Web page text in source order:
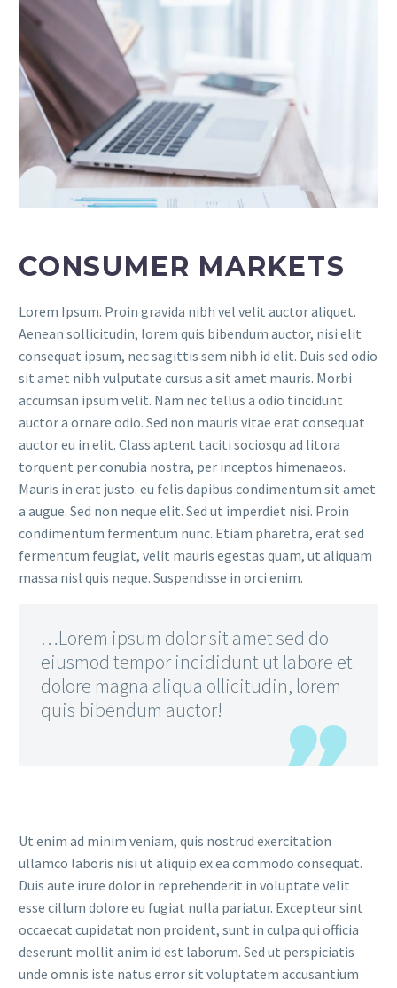
CONSUMER MARKETS
Lorem Ipsum. Proin gravida nibh vel velit auctor aliquet.
Aenean sollicitudin, lorem quis bibendum auctor, nisi elit
consequat ipsum, nec sagittis sem nibh id elit. Duis sed odio
sit amet nibh vulputate cursus a sit amet mauris. Morbi
accumsan ipsum velit. Nam nec tellus a odio tincidunt
auctor a ornare odio. Sed non mauris vitae erat consequat
auctor eu in elit. Class aptent taciti sociosqu ad litora
torquent per conubia nostra, per inceptos himenaeos.
Mauris in erat justo. eu felis dapibus condimentum sit amet
a augue. Sed non neque elit. Sed ut imperdiet nisi. Proin
condimentum fermentum nunc. Etiam pharetra, erat sed
fermentum feugiat, velit mauris egestas quam, ut aliquam
massa nisl quis neque. Suspendisse in orci enim.
…Lorem ipsum dolor sit amet sed do
eiusmod tempor incididunt ut labore et
dolore magna aliqua ollicitudin, lorem
quis bibendum auctor!
Ut enim ad minim veniam, quis nostrud exercitation
ullamco laboris nisi ut aliquip ex ea commodo consequat.
Duis aute irure dolor in reprehenderit in voluptate velit
esse cillum dolore eu fugiat nulla pariatur. Excepteur sint
occaecat cupidatat non proident, sunt in culpa qui officia
deserunt mollit anim id est laborum. Sed ut perspiciatis
unde omnis iste natus error sit voluptatem accusantium